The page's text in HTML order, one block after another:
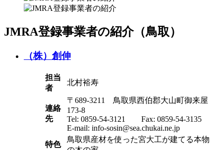
JMRA登録事業者の紹介（鳥取）
（株）創伸
担当
者
北村裕寿
連絡
先
〒689-3211 鳥取県西伯郡大山町御来屋
173-8
Tel: 0859-54-3121 Fax: 0859-54-3135
E-mail: info-sosin@sea.chukai.ne.jp
特色
鳥取県産材を使った宮大工が建てる本物